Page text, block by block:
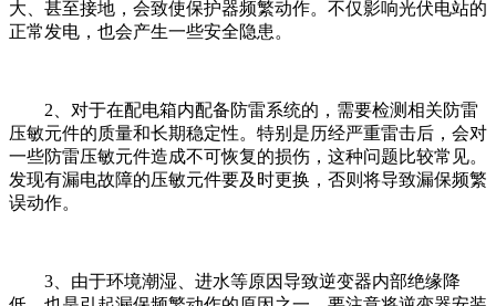
大、甚至接地，会致使保护器频繁动作。不仅影响光伏电站的
正常发电，也会产生一些安全隐患。
2、对于在配电箱内配备防雷系统的，需要检测相关防雷
压敏元件的质量和长期稳定性。特别是历经严重雷击后，会对
一些防雷压敏元件造成不可恢复的损伤，这种问题比较常见。
发现有漏电故障的压敏元件要及时更换，否则将导致漏保频繁
误动作。
3、由于环境潮湿、进水等原因导致逆变器内部绝缘降